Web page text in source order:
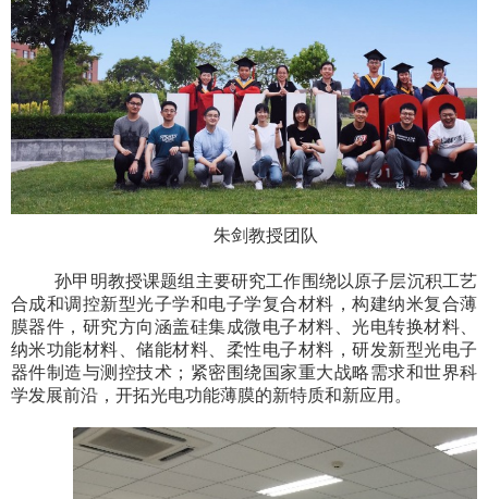
朱剑教授团队
孙甲明教授课题组主要研究工作围绕以原子层沉积工艺
合成和调控新型光子学和电子学复合材料，构建纳米复合薄
膜器件，研究方向涵盖硅集成微电子材料、光电转换材料、
纳米功能材料、储能材料、柔性电子材料，研发新型光电子
器件制造与测控技术；紧密围绕国家重大战略需求和世界科
学发展前沿，开拓光电功能薄膜的新特质和新应用。